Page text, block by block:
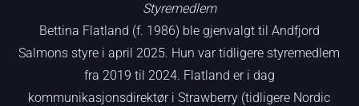
Styremedlem
Bettina Flatland (f. 1986) ble gjenvalgt til Andfjord
Salmons styre i april 2025. Hun var tidligere styremedlem
fra 2019 til 2024. Flatland er i dag
kommunikasjonsdirektør i Strawberry (tidligere Nordic